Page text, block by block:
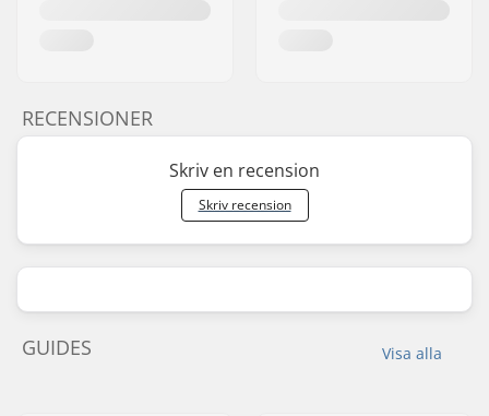
RECENSIONER
Skriv en recension
Skriv recension
Visa alla
GUIDES